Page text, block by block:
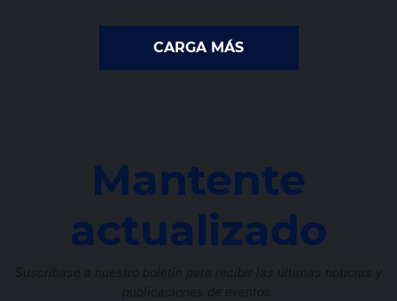
CARGA MÁS
Mantente
actualizado